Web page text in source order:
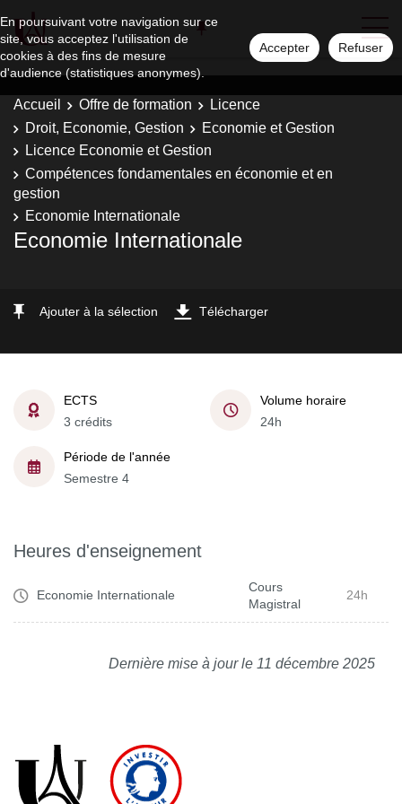
En poursuivant votre navigation sur ce
site, vous acceptez l'utilisation de
cookies à des fins de mesure
d'audience (statistiques anonymes).
Accepter Refuser
Accueil Offre de formation
Licence
Droit, Economie, Gestion
Economie et Gestion
Licence Economie et Gestion
Compétences fondamentales en économie et en
gestion
Economie Internationale
Economie Internationale
Ajouter à la sélection Télécharger
ECTS
3 crédits
Volume horaire
24h
Période de l'année
Semestre 4
Heures d'enseignement
Economie Internationale
Cours
Magistral
24h
Dernière mise à jour le 11 décembre 2025